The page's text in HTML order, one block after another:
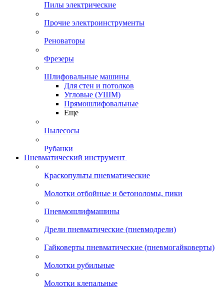
Пилы электрические
Прочие электроинструменты
Реноваторы
Фрезеры
Шлифовальные машины
Для стен и потолков
Угловые (УШМ)
Прямошлифовальные
Еще
Пылесосы
Рубанки
Пневматический инструмент
Краскопульты пневматические
Молотки отбойные и бетоноломы, пики
Пневмошлифмашины
Дрели пневматические (пневмодрели)
Гайковерты пневматические (пневмогайковерты)
Молотки рубильные
Молотки клепальные